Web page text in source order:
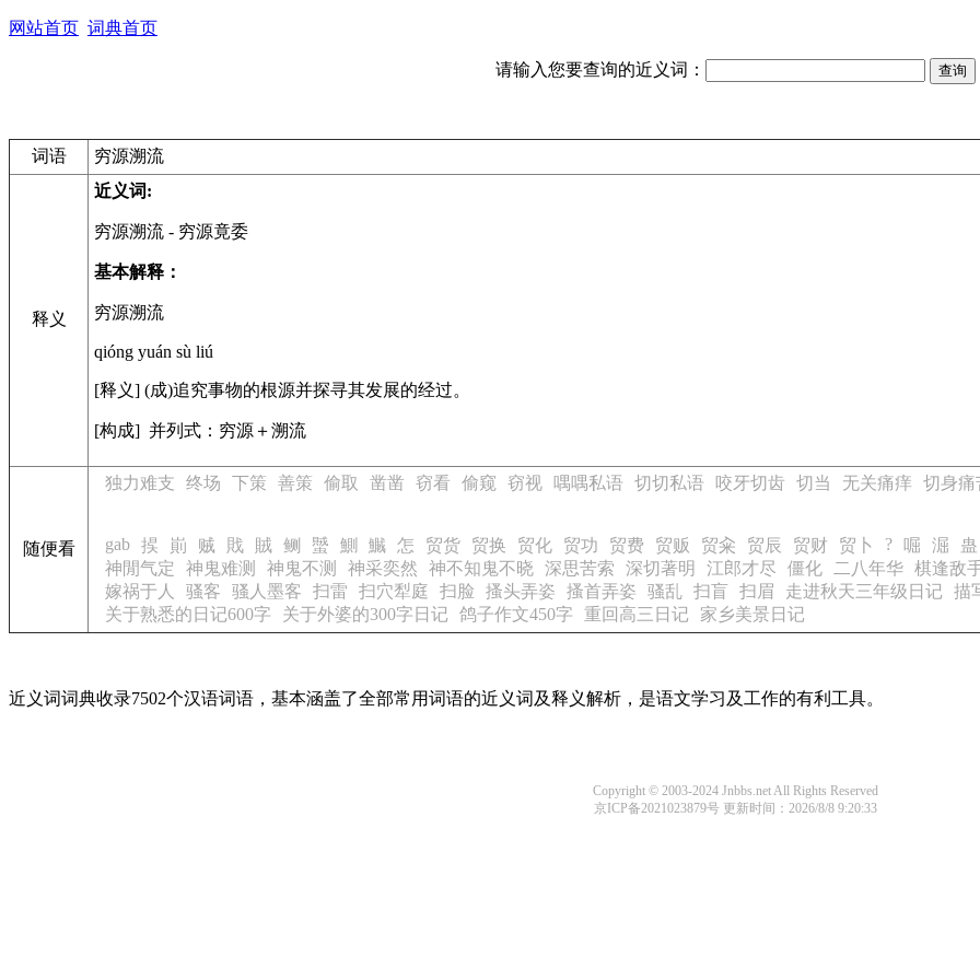
网站首页 词典首页
请输入您要查询的近义词：
词语 穷源溯流
释义
近义词:
穷源溯流 - 穷源竟委
基本解释：
穷源溯流
qióng yuán sù liú
[释义] (成)追究事物的根源并探寻其发展的经过。
[构成] 并列式：穷源＋溯流
随便看
独力难支 终场 下策 善策 偷取 凿凿 窃看 偷窥 窃视 喁喁私语 切切私语 咬牙切齿 切当 无关痛痒 切身痛
gab 捑 崱 贼 戝 賊 鲗 蠈 鰂 鱡 怎 贸货 贸换 贸化 贸功 贸费 贸贩 贸籴 贸辰 贸财 贸卜 ? 啒 淈
蛊
神閒气定
神鬼难测 神鬼不测 神采奕然 神不知鬼不晓 深思苦索 深切著明 江郎才尽 僵化 二八年华 棋逢敌
嫁祸于人
骚客 骚人墨客 扫雷 扫穴犁庭 扫脸 搔头弄姿 搔首弄姿 骚乱 扫盲 扫眉 走进秋天三年级日记
描
关于熟悉的日记600字
关于外婆的300字日记 鸽子作文450字 重回高三日记 家乡美景日记
近义词词典收录7502个汉语词语，基本涵盖了全部常用词语的近义词及释义解析，是语文学习及工作的有利工具。
Copyright © 2003-2024 Jnbbs.net All Rights Reserved
京ICP备2021023879号 更新时间：2026/8/8 9:20:33